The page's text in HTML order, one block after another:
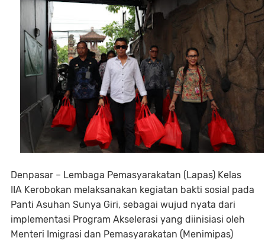
Denpasar – Lembaga Pemasyarakatan (Lapas) Kelas
IIA Kerobokan melaksanakan kegiatan bakti sosial pada
Panti Asuhan Sunya Giri, sebagai wujud nyata dari
implementasi Program Akselerasi yang diinisiasi oleh
Menteri Imigrasi dan Pemasyarakatan (Menimipas)